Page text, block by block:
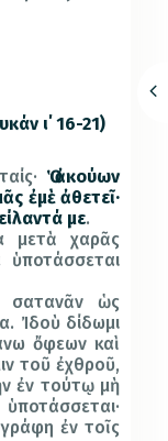
ι΄ 16-21)
Ὁ ἀκούων
ἐμὲ ἀθετεῖ·
με.
μετὰ χαρᾶς
ὑποτάσσεται
σατανᾶν ὡς
Ἰδοὺ δίδωμι
ὄφεων καὶ
τοῦ ἐχθροῦ,
ἐν τούτῳ μὴ
ἐν τοῖς